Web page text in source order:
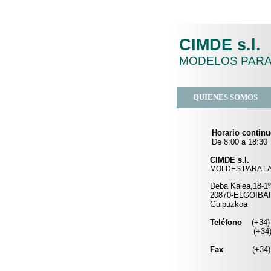
CIMDE s.l.
MODELOS
Horario
De 8:00 a 18:30
QUIENES SOMOS
CIMDE s.l.
MOLDES PARA
Deba Kalea,18-1º
20870-
Guipuzkoa
Teléfono
(+34) 943
Fax